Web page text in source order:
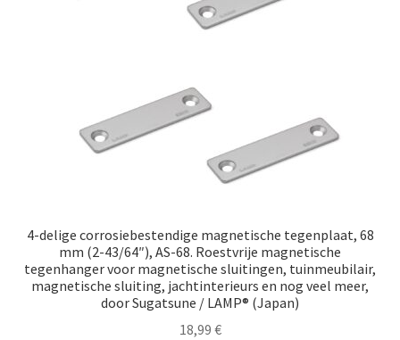
4-delige corrosiebestendige magnetische tegenplaat, 68
mm (2-43/64″), AS-68. Roestvrije magnetische
tegenhanger voor magnetische sluitingen, tuinmeubilair,
magnetische sluiting, jachtinterieurs en nog veel meer,
door Sugatsune / LAMP® (Japan)
18,99 €